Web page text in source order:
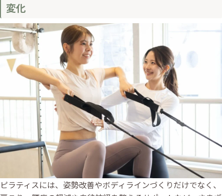
変化
ピラティスには、姿勢改善やボディラインづくりだけでなく、